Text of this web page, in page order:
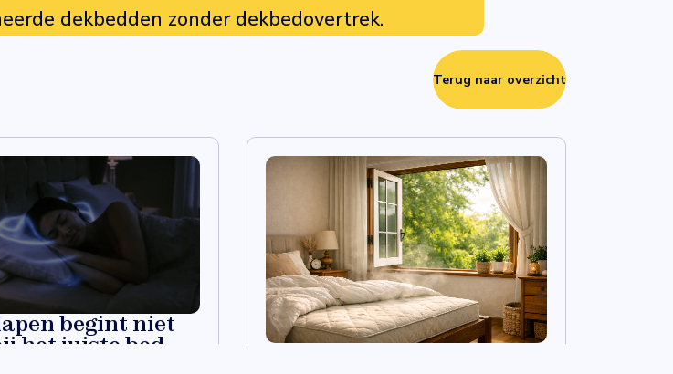
dekbedden zonder dekbedovertrek.
Terug naar overzicht
begint niet
het juiste bed.